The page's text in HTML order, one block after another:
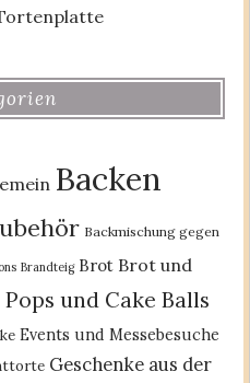
Backen
Backmischung gegen
Brandteig Brot Brot und
Pops und Cake Balls
Events und Messebesuche
Geschenke aus der